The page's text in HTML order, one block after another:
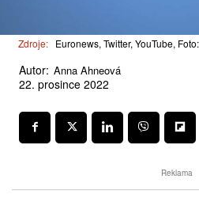
Zdroje: Euronews, Twitter, YouTube,
Autor: Anna Ahneová
22. prosince 2022
Reklama